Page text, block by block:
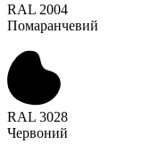
RAL 2004
Помаранчевий
RAL 3028
Червоний